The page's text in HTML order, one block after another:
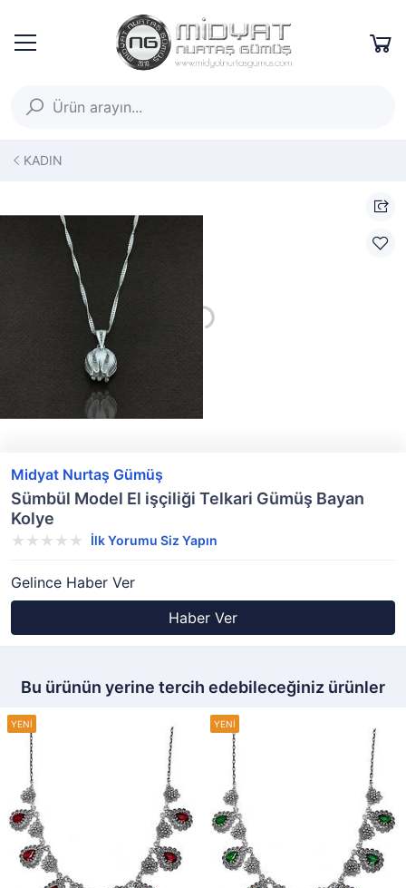
KADIN
Midyat Nurtaş Gümüş
Sümbül Model El işçiliği Telkari Gümüş Bayan
Kolye
İlk Yorumu Siz Yapın
Gelince Haber Ver
Haber Ver
Bu ürünün yerine tercih edebileceğiniz ürünler